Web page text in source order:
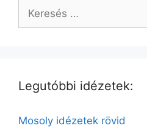
Legutóbbi idézetek:
Mosoly idézetek rövid